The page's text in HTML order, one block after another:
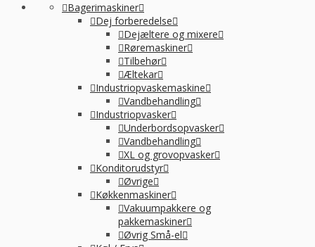
Bagerimaskiner
Dej forberedelse
Dejæltere og mixere
Røremaskiner
Tilbehør
Æltekar
Industriopvaskemaskine
Vandbehandling
Industriopvasker
Underbordsopvasker
Vandbehandling
XL og grovopvasker
Konditorudstyr
Øvrige
Køkkenmaskiner
Vakuumpakkere og
pakkemaskiner
Øvrig Små-el